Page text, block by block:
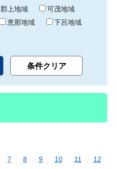
郡上地域
可茂地域
恵那地域
下呂地域
7 8 9 10 11
12